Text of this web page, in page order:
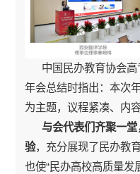
中国民办教育协会高
年会总结时指出：本次
为主题，议程紧凑、内
与会代表们齐聚一堂
验，充分展现了民办教
也使“民办高校高质量发